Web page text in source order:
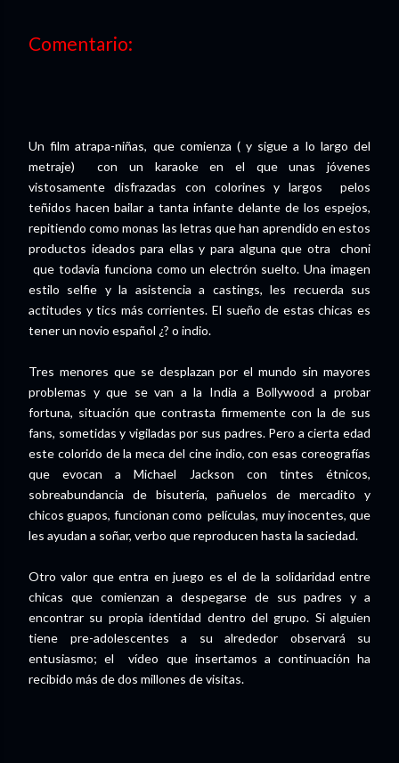
Comentario:
Un film atrapa-niñas, que comienza ( y sigue a lo largo del
metraje) con un karaoke en el que unas jóvenes
vistosamente disfrazadas con colorines y largos pelos
teñidos hacen bailar a tanta infante delante de los espejos,
repitiendo como monas las letras que han aprendido en estos
productos ideados para ellas y para alguna que otra choni
que todavía funciona como un electrón suelto. Una imagen
estilo selfie y la asistencia a castings, les recuerda sus
actitudes y tics más corrientes. El sueño de estas chicas es
tener un novio español ¿? o indio.
Tres menores que se desplazan por el mundo sin mayores
problemas y que se van a la India a Bollywood a probar
fortuna, situación que contrasta firmemente con la de sus
fans, sometidas y vigiladas por sus padres. Pero a cierta edad
este colorido de la meca del cine indio, con esas coreografías
que evocan a Michael Jackson con tintes étnicos,
sobreabundancia de bisutería, pañuelos de mercadito y
chicos guapos, funcionan como películas, muy inocentes, que
les ayudan a soñar, verbo que reproducen hasta la saciedad.
Otro valor que entra en juego es el de la solidaridad entre
chicas que comienzan a despegarse de sus padres y a
encontrar su propia identidad dentro del grupo. Si alguien
tiene pre-adolescentes a su alrededor observará su
entusiasmo; el vídeo que insertamos a continuación ha
recibido más de dos millones de visitas.